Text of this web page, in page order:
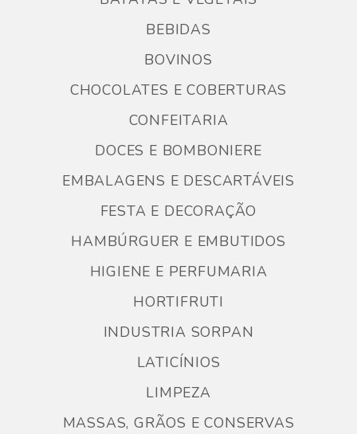
BEBIDAS
BOVINOS
CHOCOLATES E COBERTURAS
CONFEITARIA
DOCES E BOMBONIERE
EMBALAGENS E DESCARTÁVEIS
FESTA E DECORAÇÃO
HAMBÚRGUER E EMBUTIDOS
HIGIENE E PERFUMARIA
HORTIFRUTI
INDUSTRIA SORPAN
LATICÍNIOS
LIMPEZA
MASSAS, GRÃOS E CONSERVAS